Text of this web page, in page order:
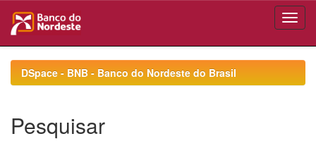
navigationDSpace - BNB - Banco do Nordeste do Brasil
Pesquisar